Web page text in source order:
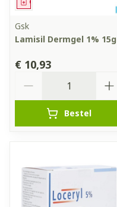
Geneesmiddel
Gsk
Lamisil Dermgel 1% 15g
€ 10,93
Bestel